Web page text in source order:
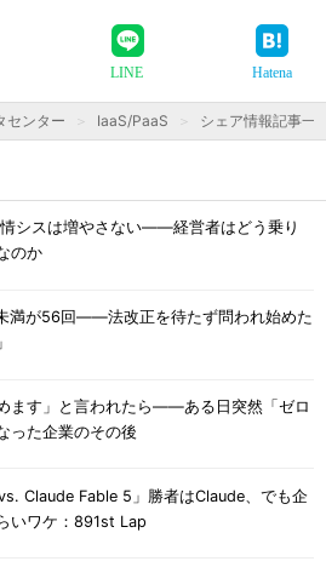
LINE Hatena
センター IaaS/PaaS シェア情報記事一
シスは増やさない――経営者はどう乗り
のか
満が56回――法改正を待たず問われ始めた
ます」と言われたら――ある日突然「ゼロ
った企業のその後
Claude Fable 5」勝者はClaude、でも企
いワケ：891st Lap